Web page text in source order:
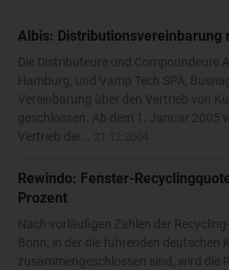
Albis: Distributionsvereinbarung
Die Distributeure und Compoundeure
Hamburg, und Vamp Tech SPA,
Vereinbarung über den Vertrieb von
geschlossen. Ab dem 1. Januar 2005
Vertrieb der...
Rewindo: Fenster-
Prozent
Nach vorläufigen Zahlen der
Bonn, in der die führenden
zusammengeschlossen sind, wird die